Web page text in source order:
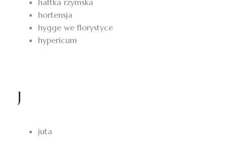
hortensja
hygge we florystyce
hypericum
J
juta